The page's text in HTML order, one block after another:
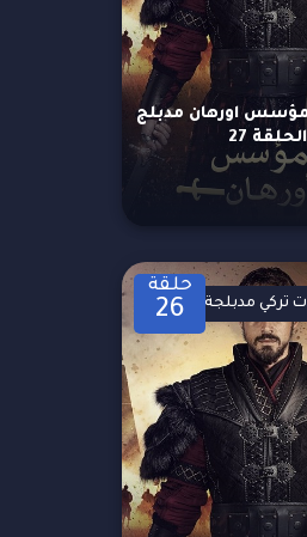
اورهان مدبلج
الحلقة 27
حلقة
26 تركي مدبلجة